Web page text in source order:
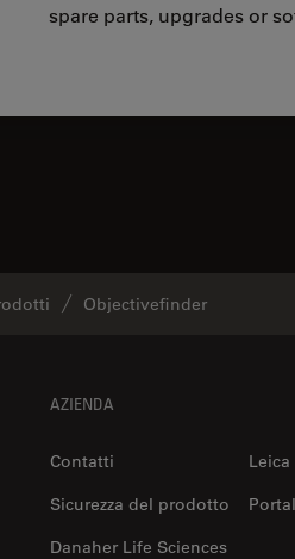
spare parts, upgrades or
Objectivefinder
AZIENDA
Contatti
Sicurezza del prodotto
Danaher Life Sciences